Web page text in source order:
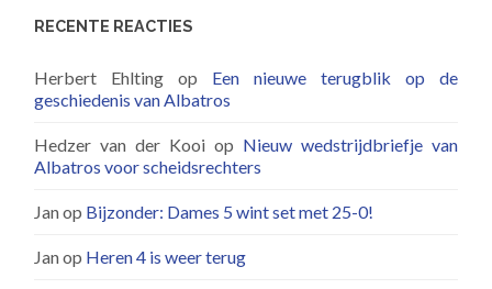
RECENTE REACTIES
Herbert Ehlting op Een nieuwe terugblik op de
geschiedenis van Albatros
Hedzer van der Kooi op Nieuw wedstrijdbriefje van
Albatros voor scheidsrechters
Janop Bijzonder: Dames 5 wint set met 25-0!
Janop Heren 4 is weer terug